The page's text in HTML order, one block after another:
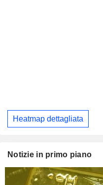
Heatmap dettagliata
Notizie in primo piano